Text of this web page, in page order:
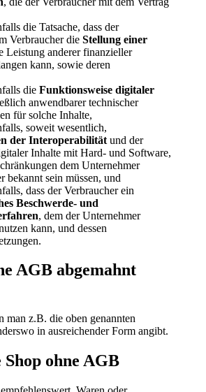
die Tatsache, dass der
Verbraucher die Stellung einer
Leistung anderer finanzieller
kann, sowie deren
die Funktionsweise digitaler
anwendbarer technischer
für solche Inhalte,
soweit wesentlich,
der Interoperabilität und der
Inhalte mit Hard- und Software,
dem Unternehmer
bekannt sein müssen, und
dass der Verbraucher ein
Beschwerde- und
, dem der Unternehmer
kann, und dessen
AGB abgemahnt
man z.B. die oben genannten
in ausreichender Form angibt.
ohne AGB